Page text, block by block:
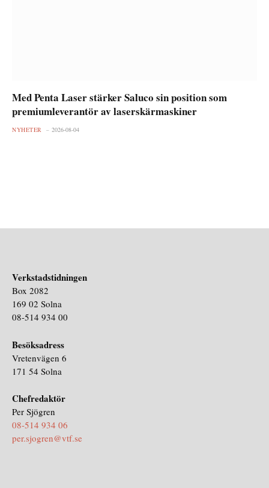
Med Penta Laser stärker Saluco sin position som
premiumleverantör av laserskärmaskiner
NYHETER 2026-08-04
Verkstadstidningen
Box 2082
169 02 Solna
08-514 934 00
Besöksadress
Vretenvägen 6
171 54 Solna
Chefredaktör
Per Sjögren
08-514 934 06
per.sjogren@vtf.se